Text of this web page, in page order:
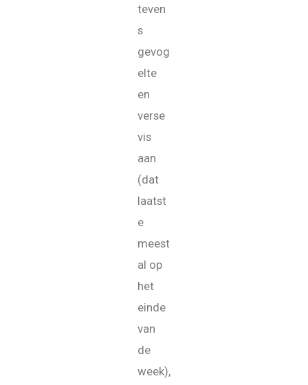
teven
s
gevog
elte
en
verse
vis
aan
(dat
laatst
e
meest
al op
het
einde
van
de
week),